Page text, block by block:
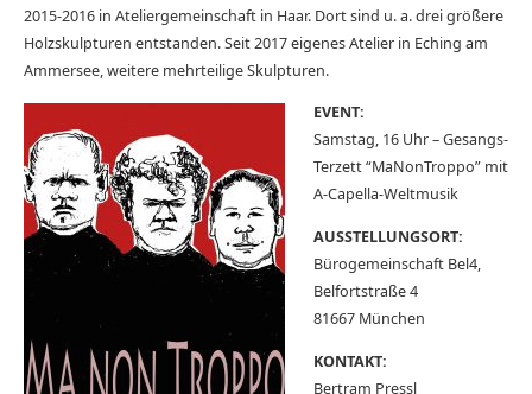
2015-2016 in Ateliergemeinschaft in Haar. Dort sind u. a. drei größere
Holzskulpturen entstanden. Seit 2017 eigenes Atelier in Eching am
Ammersee, weitere mehrteilige Skulpturen.
EVENT:
Samstag, 16 Uhr – Gesangs-
Terzett “MaNonTroppo” mit
A-Capella-Weltmusik
AUSSTELLUNGSORT:
Bürogemeinschaft Bel4,
Belfortstraße 4
81667 München
KONTAKT:
Bertram Pressl